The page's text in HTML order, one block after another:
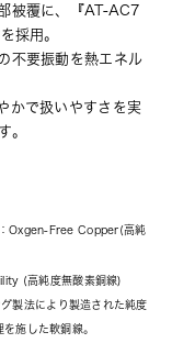
被覆に、『AT-AC7
採用。
不要振動を熱エネル
かで扱いやすさを実
。
Oxgen-Free Copper(高純
(高純度無酸素銅線)
製法により製造された純度
施した軟銅線。